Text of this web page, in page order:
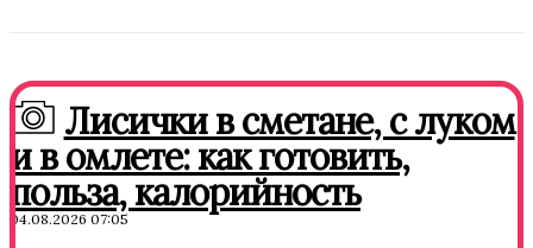
Лисички в сметане, с луком
и в омлете: как готовить,
польза, калорийность
04.08.2026 07:05